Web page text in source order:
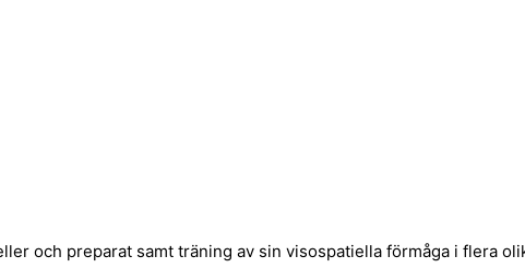
och preparat samt träning av sin visospatiella förmåga i flera